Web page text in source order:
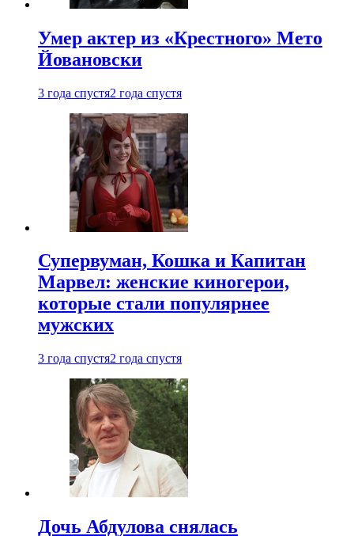
Умер актер из «Крестного» Мето
Йовановски
3 года спустя2 года спустя
Супервуман, Кошка и Капитан
Марвел: женские киногерои,
которые стали популярнее
мужских
3 года спустя2 года спустя
Дочь Абдулова снялась